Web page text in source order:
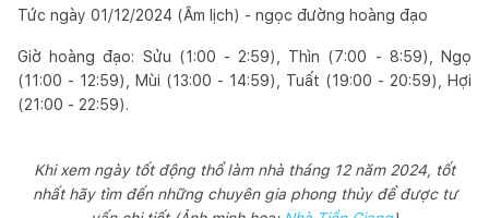
Tức ngày 01/12/2024 (Âm lịch) - ngọc đường hoàng đạo
Giờ hoàng đạo: Sửu (1:00 - 2:59), Thìn (7:00 - 8:59), Ngọ
(11:00 - 12:59), Mùi (13:00 - 14:59), Tuất (19:00 - 20:59), Hợi
(21:00 - 22:59).
Khi xem ngày tốt động thổ làm nhà tháng 12 năm 2024, tốt
nhất hãy tìm đến những chuyên gia phong thủy để được tư